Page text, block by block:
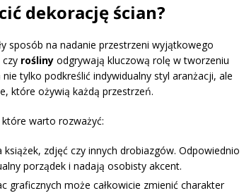
dekorację ścian?
sposób na nadanie przestrzeni wyjątkowego
czy rośliny odgrywają kluczową rolę w tworzeniu
tylko podkreślić indywidualny styl aranżacji, ale
które ożywią każdą przestrzeń.
warto rozważyć:
zdjęć czy innych drobiazgów. Odpowiednio
porządek i nadają osobisty akcent.
graficznych może całkowicie zmienić charakter